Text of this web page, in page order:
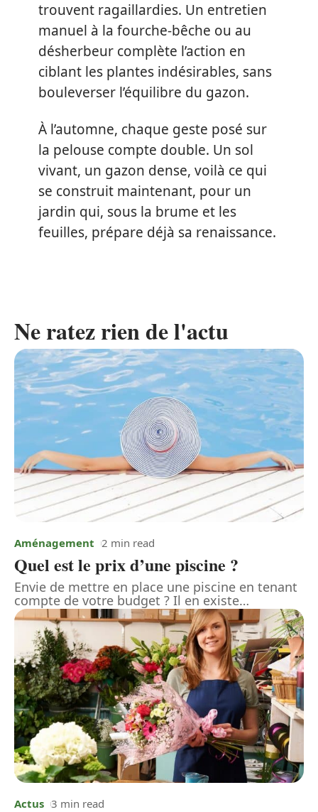
trouvent ragaillardies. Un entretien
manuel à la fourche-bêche ou au
désherbeur complète l’action en
ciblant les plantes indésirables, sans
bouleverser l’équilibre du gazon.
À l’automne, chaque geste posé sur
la pelouse compte double. Un sol
vivant, un gazon dense, voilà ce qui
se construit maintenant, pour un
jardin qui, sous la brume et les
feuilles, prépare déjà sa renaissance.
Ne ratez rien de l'actu
Aménagement 2 min read
Quel est le prix d’une piscine ?
Envie de mettre en place une piscine en tenant
compte de votre budget ? Il en existe…
Actus 3 min read